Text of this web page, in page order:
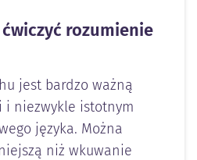
rozumienie
jest bardzo ważną
i niezwykle istotnym
języka. Można
niż wkuwanie